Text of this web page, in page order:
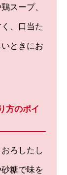
スープ、
、口当た
ときにお
方のポイ
ろしたし
糖で味を